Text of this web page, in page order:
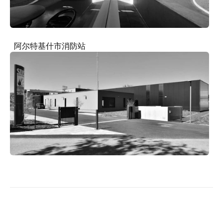
阿尔特基什市消防站